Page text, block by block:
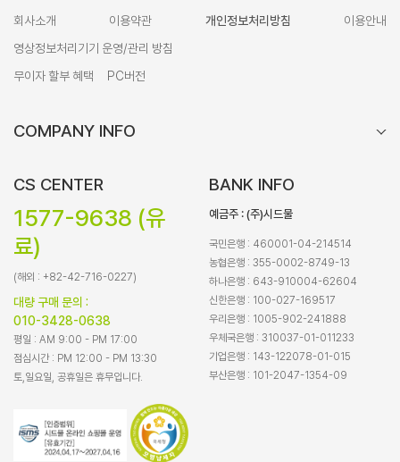
회사소개 이용약관 개인정보처리방침
이용안내
영상정보처리기기 운영/관리 방침
무이자 할부 혜택
PC버전
COMPANY INFO
CS CENTER
1577-9638 (유
료)
(해외 : +82-42-716-0227)
대량 구매 문의 :
010-3428-0638
평일 : AM 9:00 - PM 17:00
점심시간 : PM 12:00 - PM 13:30
토,일요일, 공휴일은 휴무입니다.
BANK INFO
예금주 : (주)시드물
국민은행 : 460001-04-214514
농협은행 : 355-0002-8749-13
하나은행 : 643-910004-62604
신한은행 : 100-027-169517
우리은행 : 1005-902-241888
우체국은행 : 310037-01-011233
기업은행 : 143-122078-01-015
부산은행 : 101-2047-1354-09